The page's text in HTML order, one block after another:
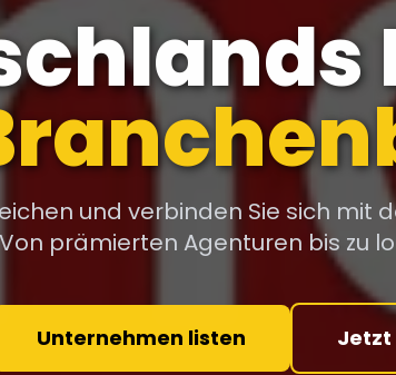
und verbinden Sie sich mit
prämierten Agenturen bis zu
Unternehmen listen Jetzt